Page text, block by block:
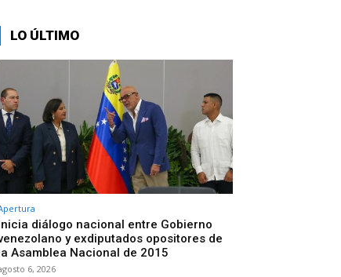
LO ÚLTIMO
diálogo nacional entre Gobierno
y exdiputados opositores de
Asamblea Nacional de 2015
6, 2026